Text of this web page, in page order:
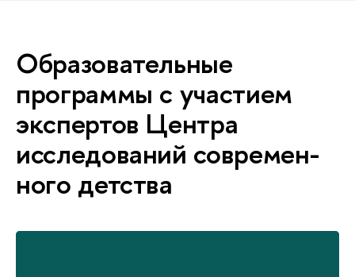
Образовательные
программы с участием
экспертов Центра
исследований современ­
ного детства